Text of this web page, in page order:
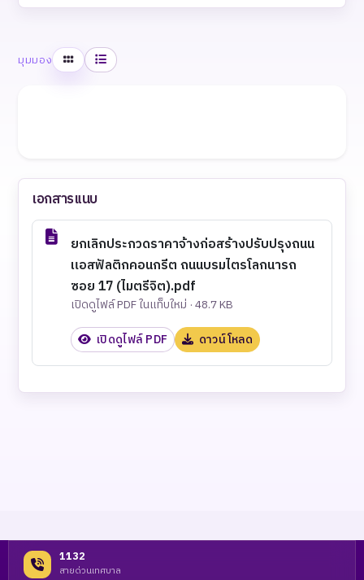
มุมมอง ตารางรายการ
เอกสารแนบ
ยกเลิกประกวดราคาจ้างก่อสร้างปรับปรุงถนน
แอสฟัลติกคอนกรีต ถนนบรมไตรโลกนารถ
ซอย 17 (ไมตรีจิต).pdf
เปิดดูไฟล์ PDF ในแท็บใหม่ · 48.7 KB
เปิดดูไฟล์ PDF ดาวน์โหลด
1132
สายด่วนเทศบาล